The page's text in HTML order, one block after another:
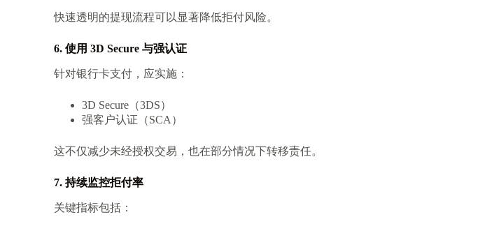
快速透明的提现流程可以显著降低拒付风险。
6. 使用 3D Secure 与强认证
针对银行卡支付，应实施：
3D Secure（3DS）
强客户认证（SCA）
这不仅减少未经授权交易，也在部分情况下转移责任。
7. 持续监控拒付率
关键指标包括：